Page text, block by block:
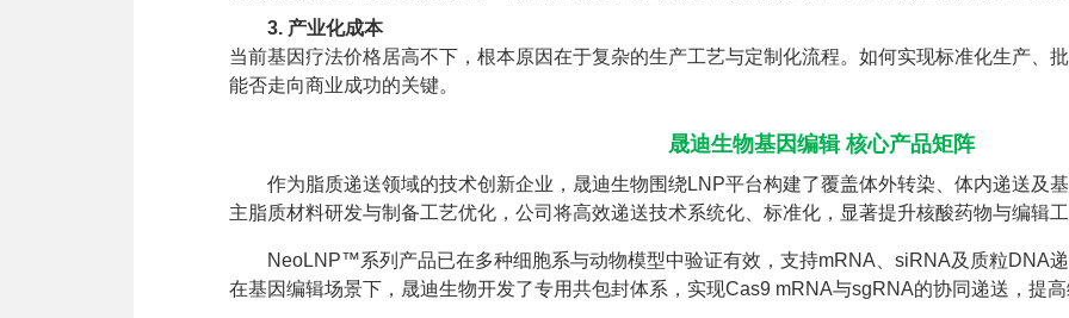
3. 产业化成本
当前基因疗法价格居高不下，根本原因在于复杂的生产工艺与定制化流程。如何实现标准化生产、
能否走向商业成功的关键。
晟迪生物基因编辑 核心产品矩阵
作为脂质递送领域的技术创新企业，晟迪生物围绕LNP平台构建了覆盖体外转染、体内递送及
主脂质材料研发与制备工艺优化，公司将高效递送技术系统化、标准化，显著提升核酸药物与编辑
NeoLNP™系列产品已在多种细胞系与动物模型中验证有效，支持mRNA、siRNA及质粒DNA
在基因编辑场景下，晟迪生物开发了专用共包封体系，实现Cas9 mRNA与sgRNA的协同递送，提